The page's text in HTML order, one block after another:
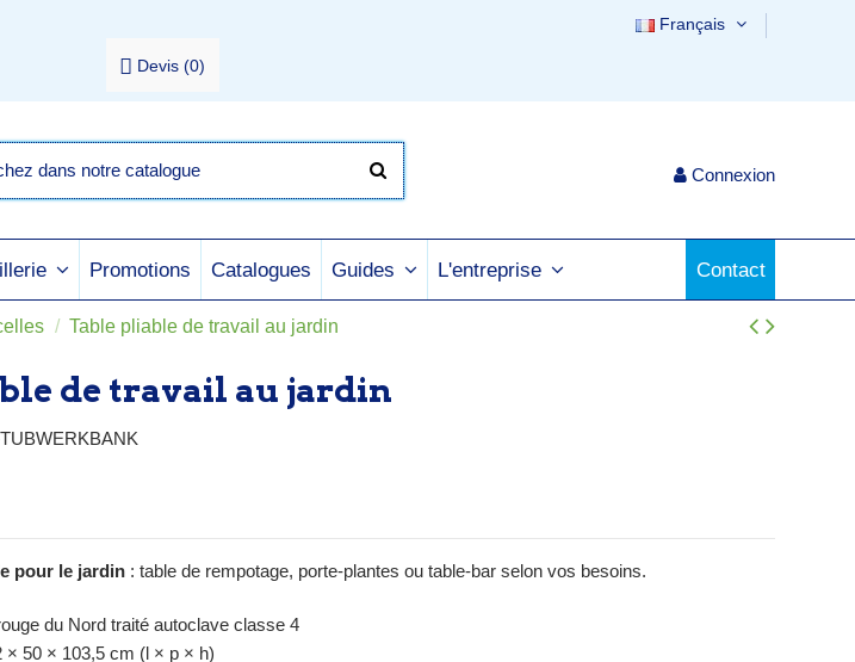
Français
Devis (0)
Connexion
Promotions Catalogues Guides L'entreprise Contact
Table pliable de travail au jardin
de travail au jardin
pour le jardin : table de rempotage, porte-plantes ou table-bar selon vos besoins.
du Nord traité autoclave classe 4
× 50 × 103,5 cm (l × p × h)